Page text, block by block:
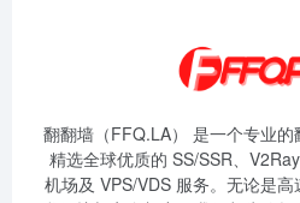
翻翻墙（FFQ.LA） 是一个专业的
精选全球优质的 SS/SSR、
机场及 VPS/VDS 服务。无论是